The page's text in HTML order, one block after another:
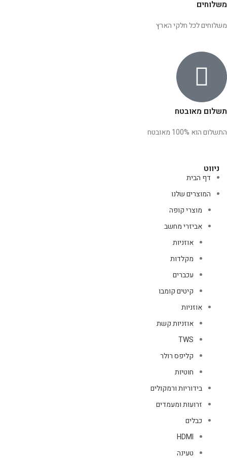
משלוחים
משלוחים לכל חלקי הארץ
תשלום מאובטח
התשלום הוא 100% מאובטח
ניווט
דף הבית
המוצרים שלנו
מוצרי קופה
אביזרי מחשב
אוזניות
מקלדות
עכברים
קיטים קומבו
אוזניות
אוזניות קשת
TWS
קליפס רולר
חוטיות
בידוריות ורמקולים
זרועות ומעמדים
כבלים
HDMI
טעינה